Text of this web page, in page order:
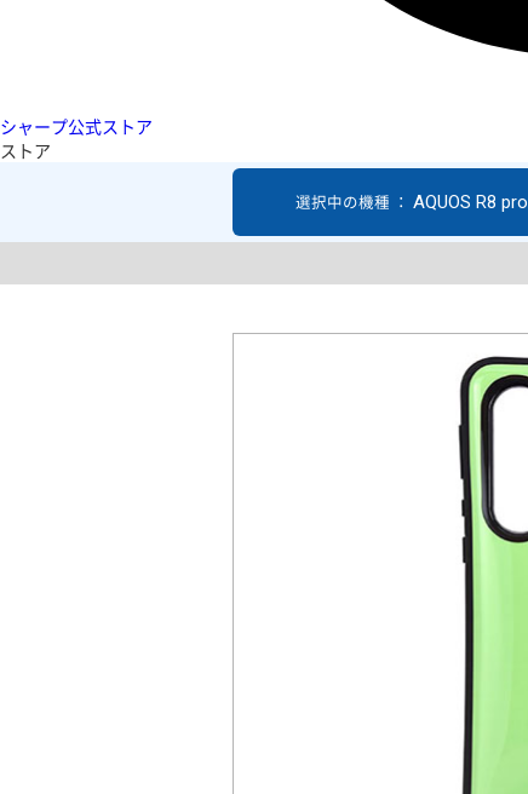
シャープ公式ストア
ストア
選択中の機種 ： AQUOS R8